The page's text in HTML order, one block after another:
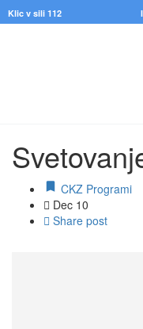
Klic v sili 112
CKZ Programi
Dec 10
Share post